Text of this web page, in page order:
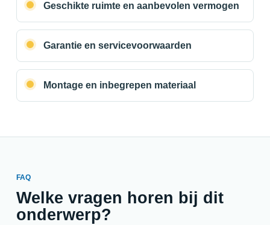
Geschikte ruimte en aanbevolen vermogen
Garantie en servicevoorwaarden
Montage en inbegrepen materiaal
FAQ
Welke vragen horen bij dit
onderwerp?